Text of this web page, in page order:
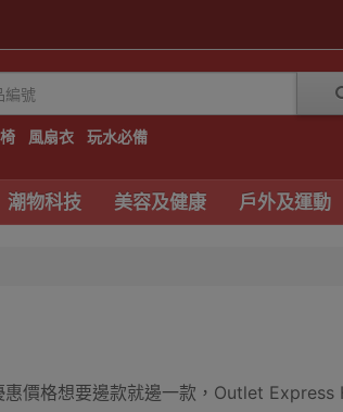
風扇衣 玩水必備
潮物科技 美容及健康 戶外及運動
價格想要邊款就邊一款，Outlet Express